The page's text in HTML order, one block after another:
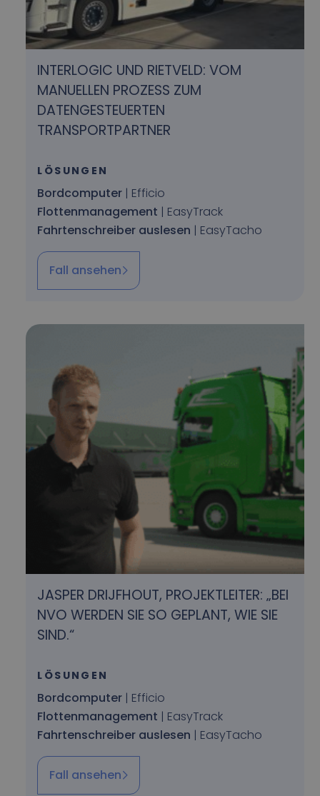
INTERLOGIC UND RIETVELD: VOM
MANUELLEN PROZESS ZUM
DATENGESTEUERTEN
TRANSPORTPARTNER
LÖSUNGEN
Bordcomputer | Efficio
Flottenmanagement | EasyTrack
Fahrtenschreiber auslesen | EasyTacho
Fall ansehen
JASPER DRIJFHOUT, PROJEKTLEITER: „BEI
NVO WERDEN SIE SO GEPLANT, WIE SIE
SIND.“
LÖSUNGEN
Bordcomputer | Efficio
Flottenmanagement | EasyTrack
Fahrtenschreiber auslesen | EasyTacho
Fall ansehen